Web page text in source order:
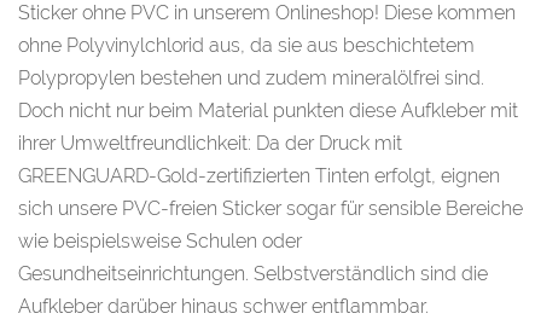
Sticker ohne PVC in unserem Onlineshop! Diese kommen
ohne Polyvinylchlorid aus, da sie aus beschichtetem
Polypropylen bestehen und zudem mineralölfrei sind.
Doch nicht nur beim Material punkten diese Aufkleber mit
ihrer Umweltfreundlichkeit: Da der Druck mit
GREENGUARD-Gold-zertifizierten Tinten erfolgt, eignen
sich unsere PVC-freien Sticker sogar für sensible Bereiche
wie beispielsweise Schulen oder
Gesundheitseinrichtungen. Selbstverständlich sind die
Aufkleber darüber hinaus schwer entflammbar.